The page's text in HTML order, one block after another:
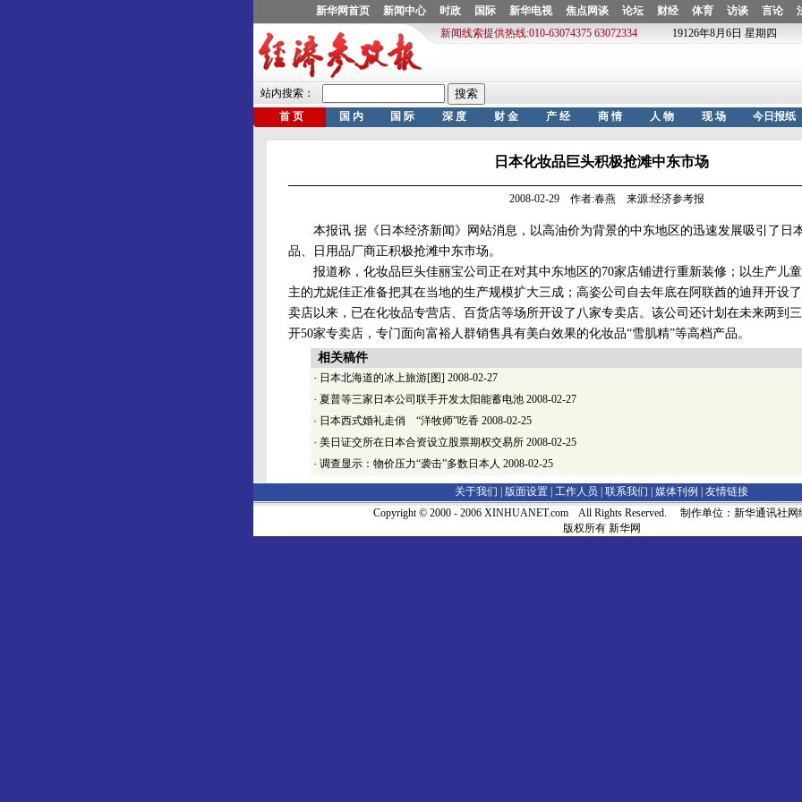
日本化妆品巨头积极抢滩中东市场
2008-02-29 作者:春燕 来源:经济参考报
本报讯 据《日本经济新闻》网站消息，以高油价为背景的中东地区的迅速发展吸引了日
品、日用品厂商正积极抢滩中东市场。
报道称，化妆品巨头佳丽宝公司正在对其中东地区的70家店铺进行重新装修；以生产儿
主的尤妮佳正准备把其在当地的生产规模扩大三成；高姿公司自去年底在阿联酋的迪拜开设
卖店以来，已在化妆品专营店、百货店等场所开设了八家专卖店。该公司还计划在未来两到
开50家专卖店，专门面向富裕人群销售具有美白效果的化妆品“雪肌精”等高档产品。
相关稿件
· 日本北海道的冰上旅游[图] 2008-02-27
· 夏普等三家日本公司联手开发太阳能蓄电池 2008-02-27
· 日本西式婚礼走俏 “洋牧师”吃香 2008-02-25
· 美日证交所在日本合资设立股票期权交易所 2008-02-25
· 调查显示：物价压力“袭击”多数日本人 2008-02-25
关于我们 | 版面设置 工作人员 联系我们 媒体刊例
友情链接
Copyright © 2000 - 2006 XINHUANET.com All Rights Reserved. 制作单位：新华通讯社网
版权所有 新华网